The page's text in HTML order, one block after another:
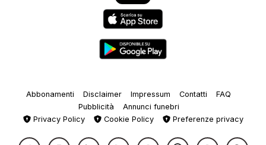
Abbonamenti Disclaimer Impressum Contatti
FAQ
Pubblicità
Annunci funebri
Privacy Policy
Cookie Policy Preferenze privacy